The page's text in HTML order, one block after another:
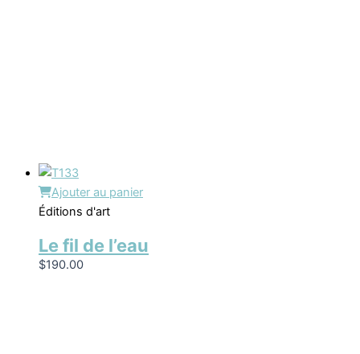
Ajouter au panier
Éditions d'art
Le fil de l’eau
$190.00